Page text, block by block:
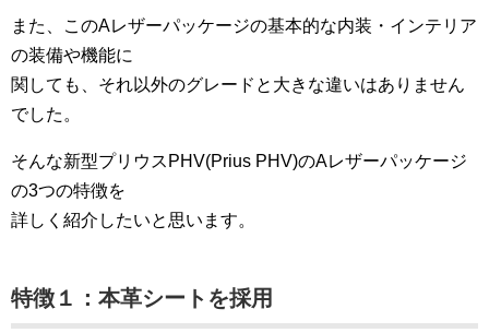
また、このAレザーパッケージの基本的な内装・インテリア
の装備や機能に
関しても、それ以外のグレードと大きな違いはありません
でした。
そんな新型プリウスPHV(Prius PHV)のAレザーパッケージ
の3つの特徴を
詳しく紹介したいと思います。
特徴１：本革シートを採用